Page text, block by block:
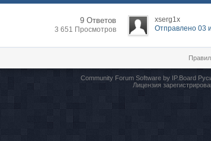
9 Ответов
3 651 Просмотров
xserg1x
Отправлено 03
Community Forum Software by IP.Board
Лицензия